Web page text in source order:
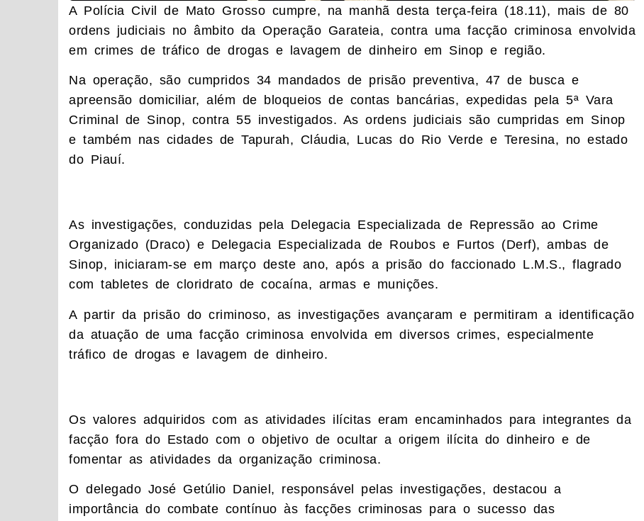
A Polícia Civil de Mato Grosso cumpre, na manhã desta terça-feira (18.11), mais de 80
ordens judiciais no âmbito da Operação Garateia, contra uma facção criminosa envolvida
em crimes de tráfico de drogas e lavagem de dinheiro em Sinop e região.
Na operação, são cumpridos 34 mandados de prisão preventiva, 47 de busca e
apreensão domiciliar, além de bloqueios de contas bancárias, expedidas pela 5ª Vara
Criminal de Sinop, contra 55 investigados. As ordens judiciais são cumpridas em Sinop
e também nas cidades de Tapurah, Cláudia, Lucas do Rio Verde e Teresina, no estado
do Piauí.
As investigações, conduzidas pela Delegacia Especializada de Repressão ao Crime
Organizado (Draco) e Delegacia Especializada de Roubos e Furtos (Derf), ambas de
Sinop, iniciaram-se em março deste ano, após a prisão do faccionado L.M.S., flagrado
com tabletes de cloridrato de cocaína, armas e munições.
A partir da prisão do criminoso, as investigações avançaram e permitiram a identificação
da atuação de uma facção criminosa envolvida em diversos crimes, especialmente
tráfico de drogas e lavagem de dinheiro.
Os valores adquiridos com as atividades ilícitas eram encaminhados para integrantes da
facção fora do Estado com o objetivo de ocultar a origem ilícita do dinheiro e de
fomentar as atividades da organização criminosa.
O delegado José Getúlio Daniel, responsável pelas investigações, destacou a
importância do combate contínuo às facções criminosas para o sucesso das